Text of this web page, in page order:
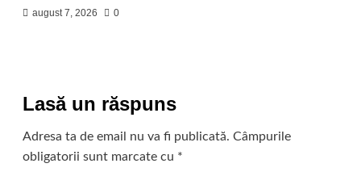
august 7, 2026 0
Lasă un răspuns
Adresa ta de email nu va fi publicată. Câmpurile
obligatorii sunt marcate cu *